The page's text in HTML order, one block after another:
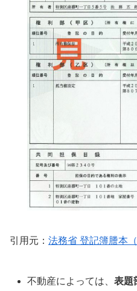
引用元： 法務省 登記簿謄本
不動産によっては、表題